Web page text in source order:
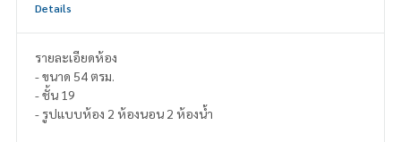
Details
รายละเอียดห้อง
- ขนาด 54 ตรม.
- ชั้น 19
- รูปแบบห้อง 2 ห้องนอน 2 ห้องน้ำ